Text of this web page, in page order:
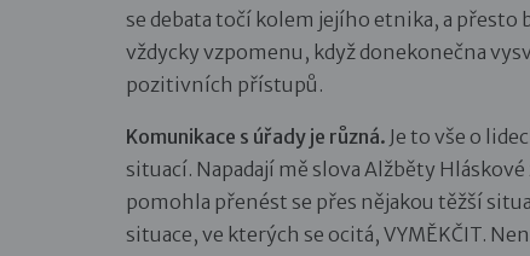
se debata točí kolem jejího etnika, a přesto
vždycky vzpomenu, když donekonečna
pozitivních přístupů.
Komunikace s úřady je různá. Je to vše o
situací. Napadají mě slova Alžběty
pomohla přenést se přes nějakou těžší
situace, ve kterých se ocitá, VYMĚKČIT.